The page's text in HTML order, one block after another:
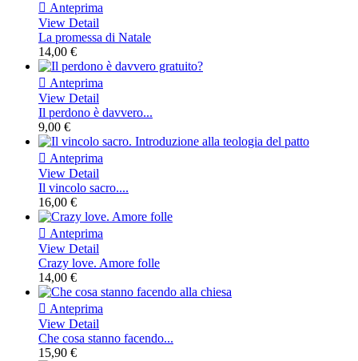
 Anteprima
View Detail
La promessa di Natale
14,00 €
 Anteprima
View Detail
Il perdono è davvero...
9,00 €
 Anteprima
View Detail
Il vincolo sacro....
16,00 €
 Anteprima
View Detail
Crazy love. Amore folle
14,00 €
 Anteprima
View Detail
Che cosa stanno facendo...
15,90 €